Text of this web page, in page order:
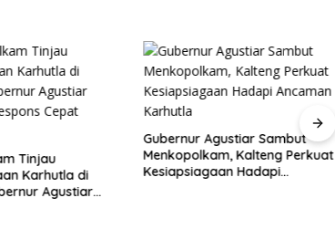
Tinjau
Karhutla di
Agustiar
Gubernur Agustiar Sambut
Menkopolkam, Kalteng Perkuat
Kesiapsiagaan Hadapi